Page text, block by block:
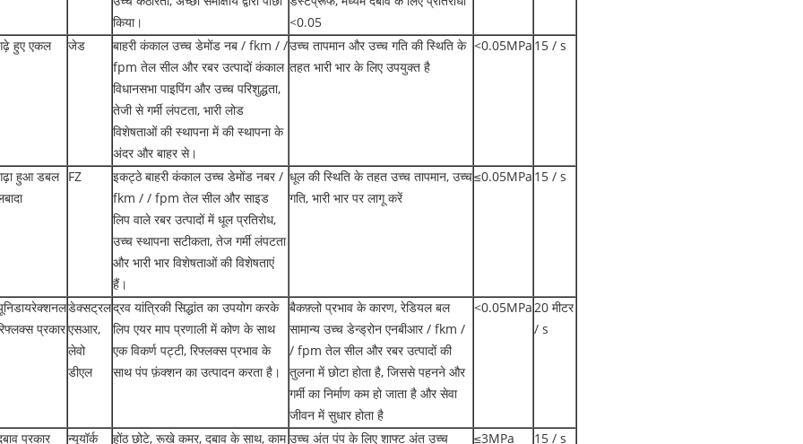
किया।
<0.05
हुए एकल जेड
बाहरी कंकाल उच्च डेमोंड नब / fkm / /
fpm तेल सील और रबर उत्पादों कंकाल
विधानसभा पाइपिंग और उच्च परिशुद्धता,
तेजी से गर्मी लंपटता, भारी लोड
विशेषताओं की स्थापना में की स्थापना के
अंदर और बाहर से।
उच्च तापमान और उच्च गति की स्थिति के
तहत भारी भार के लिए उपयुक्त है
<0.05MPa 15 / s
हुआ डबल
FZ
इकट्ठे बाहरी कंकाल उच्च डेमोंड नबर /
fkm / / fpm तेल सील और साइड
लिप वाले रबर उत्पादों में धूल प्रतिरोध,
उच्च स्थापना सटीकता, तेज गर्मी लंपटता
और भारी भार विशेषताओं की विशेषताएं
हैं।
धूल की स्थिति के तहत उच्च तापमान, उच्च
गति, भारी भार पर लागू करें
≤0.05MPa 15 / s
प्रकार
डेक्सट्रल
एसआर,
लेवो
डीएल
द्रव यांत्रिकी सिद्धांत का उपयोग करके
लिप एयर माप प्रणाली में कोण के साथ
एक विकर्ण पट्टी, रिफ्लक्स प्रभाव के
साथ पंप फ़ंक्शन का उत्पादन करता है।
बैकफ़्लो प्रभाव के कारण, रेडियल बल
सामान्य उच्च डेन्ड्रोन एनबीआर / fkm /
/ fpm तेल सील और रबर उत्पादों की
तुलना में छोटा होता है, जिससे पहनने और
गर्मी का निर्माण कम हो जाता है और सेवा
जीवन में सुधार होता है
<0.05MPa20 मीटर
/ s
प्रकार न्यूयॉर्क होंठ छोटे, रूखे कमर, दबाव के साथ, काम उच्च अंत पंप के लिए शाफ्ट अंत उच्च ≤3MPa 15 / s